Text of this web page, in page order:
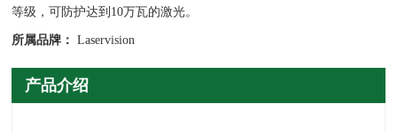
等级，可防护达到10万瓦的激光。
所属品牌： Laservision
产品介绍